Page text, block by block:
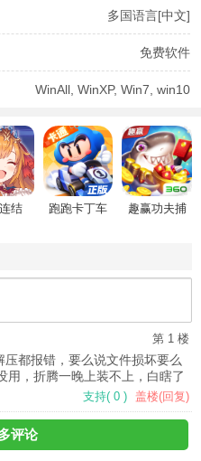
多国语言[中文]
免费软件
WinAll, WinXP, Win7, win10
结 跑跑卡丁车
趣赢功夫捕
第 1 楼
都报错，要么说文件损坏要么
用，折腾一晚上装不上，白瞎了
支持( 0 ) 盖楼(回复)
评论